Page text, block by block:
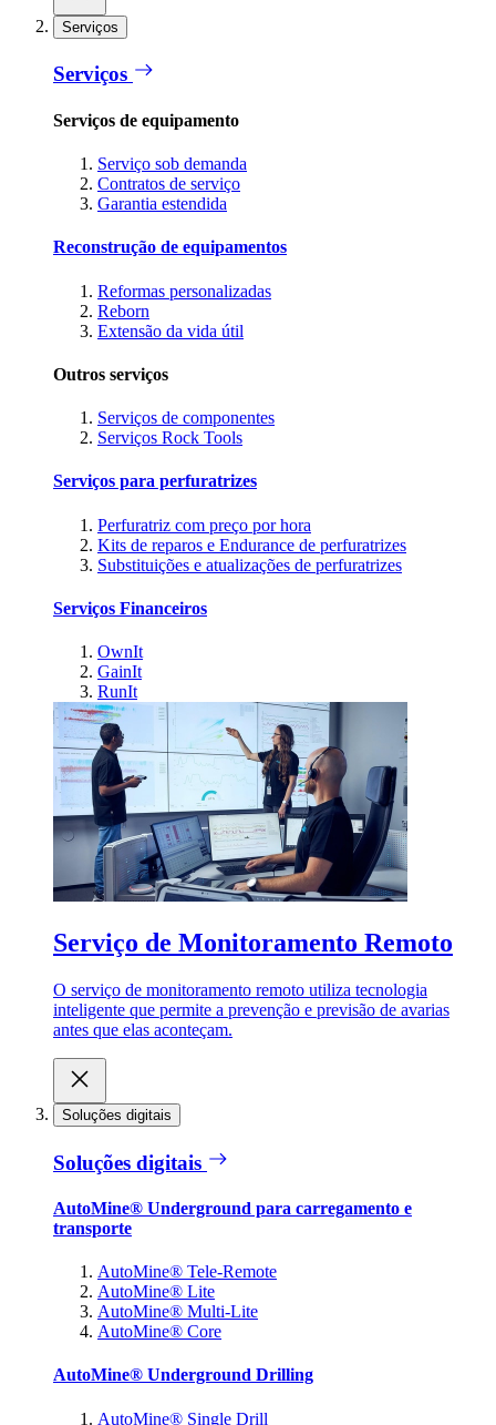
Serviços
Serviços
Serviços de equipamento
Serviço sob demanda
Contratos de serviço
Garantia estendida
Reconstrução de equipamentos
Reformas personalizadas
Reborn
Extensão da vida útil
Outros serviços
Serviços de componentes
Serviços Rock Tools
Serviços para perfuratrizes
Perfuratriz com preço por hora
Kits de reparos e Endurance de perfuratrizes
Substituições e atualizações de perfuratrizes
Serviços Financeiros
OwnIt
GainIt
RunIt
Serviço de Monitoramento Remoto
O serviço de monitoramento remoto utiliza tecnologia
inteligente que permite a prevenção e previsão de avarias
antes que elas aconteçam.
Soluções digitais
Soluções digitais
AutoMine® Underground para carregamento e
transporte
AutoMine® Tele-Remote
AutoMine® Lite
AutoMine® Multi-Lite
AutoMine® Core
AutoMine® Underground Drilling
AutoMine® Single Drill